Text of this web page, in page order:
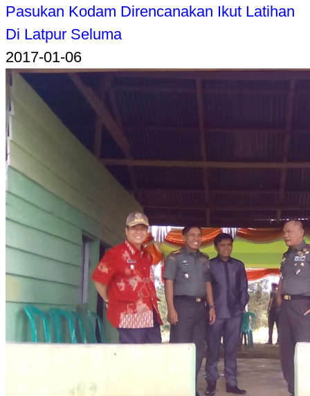
Pasukan Kodam Direncanakan Ikut Latihan
Di Latpur Seluma
2017-01-06